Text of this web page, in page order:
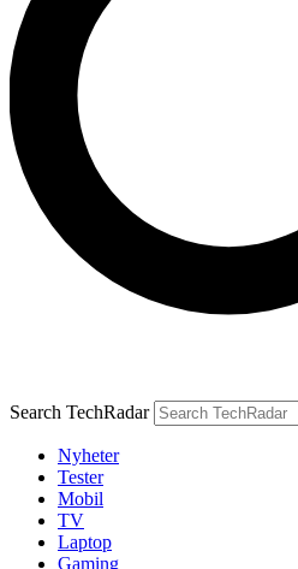
Search TechRadar
Nyheter
Tester
Mobil
TV
Laptop
Gaming